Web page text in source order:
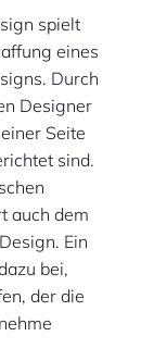
spielt
eines
Durch
Designer
Seite
sind.
auch dem
Ein
bei,
der die